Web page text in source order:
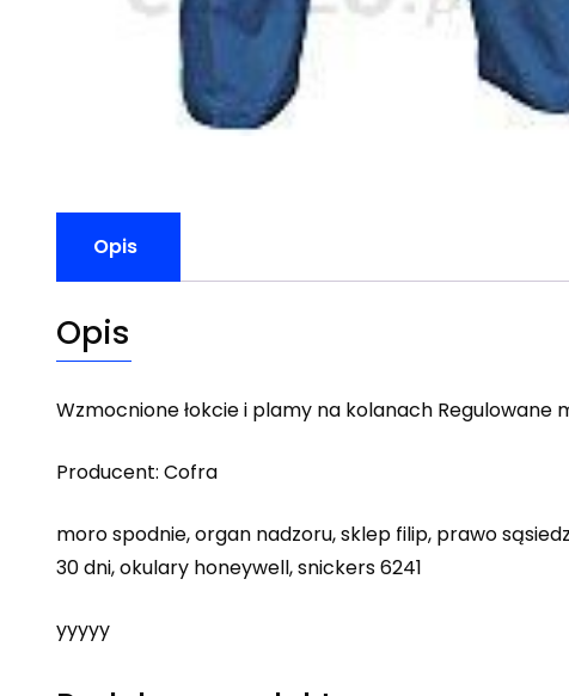
Opis
Opis
Wzmocnione łokcie i plamy na kolanach
Producent: Cofra
moro spodnie, organ nadzoru, sklep filip, prawo
30 dni, okulary honeywell, snickers 6241
yyyyy